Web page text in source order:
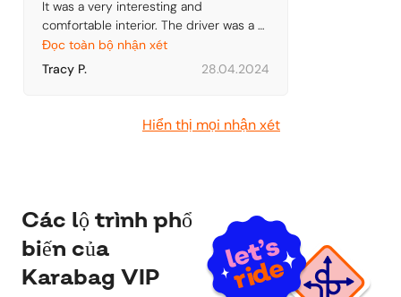
It was a very interesting and
comfortable interior. The driver was a
nice gentleman
Đọc toàn bộ nhận xét
Tracy P.
28.04.2024
Hiển thị mọi nhận xét
Các lộ trình phổ
biến của
Karabag VIP